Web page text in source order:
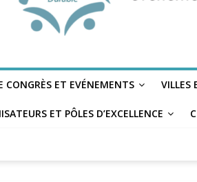
CONGRÈS ET EVÉNEMENTS VILLES
ET PÔLES D’EXCELLENCE